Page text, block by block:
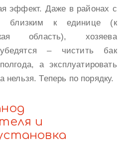
эффект. Даже в районах с
близким к единице (к
область), хозяева
убедятся – чистить бак
а эксплуатировать
нельзя. Теперь по порядку.
и